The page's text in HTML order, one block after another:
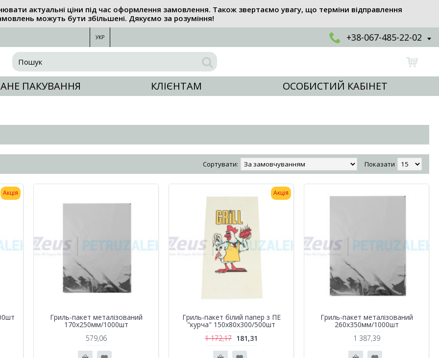
актуальні ціни під час оформлення замовлення. Також звертаємо увагу, що терміни відправлення
можуть бути збільшені. Дякуємо за розуміння!
УКР +38-067-485-22-02
ПАКУВАННЯ КЛІЄНТАМ ОСОБИСТИЙ КАБІНЕТ
Показати
Сортувати:
Акція
Гриль-пакет металізований
170х250мм/1000шт
579,06
Акція
Гриль-пакет білий папер з ПЕ
"курча" 150х80х300/500шт
1 172,17 181,31
Гриль-пакет металізований
260х350мм/1000шт
1 387,39